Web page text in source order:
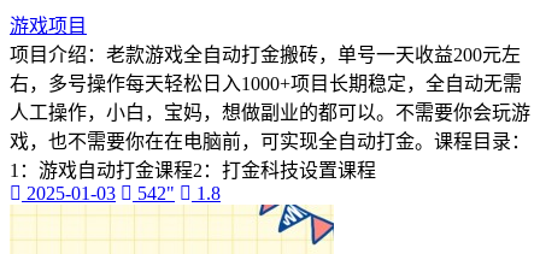
沙雕动画
拉新项目
拼多多
极虎漫剪
小说推文
中文版PS
ps
Photoshop
游戏项目
项目介绍：老款游戏全自动打金搬砖，单号一天收益200元左
右，多号操作每天轻松日入1000+项目长期稳定，全自动无需
人工操作，小白，宝妈，想做副业的都可以。不需要你会玩游
戏，也不需要你在在电脑前，可实现全自动打金。课程目录：
1：游戏自动打金课程2：打金科技设置课程
2025-01-03
542" 1.8